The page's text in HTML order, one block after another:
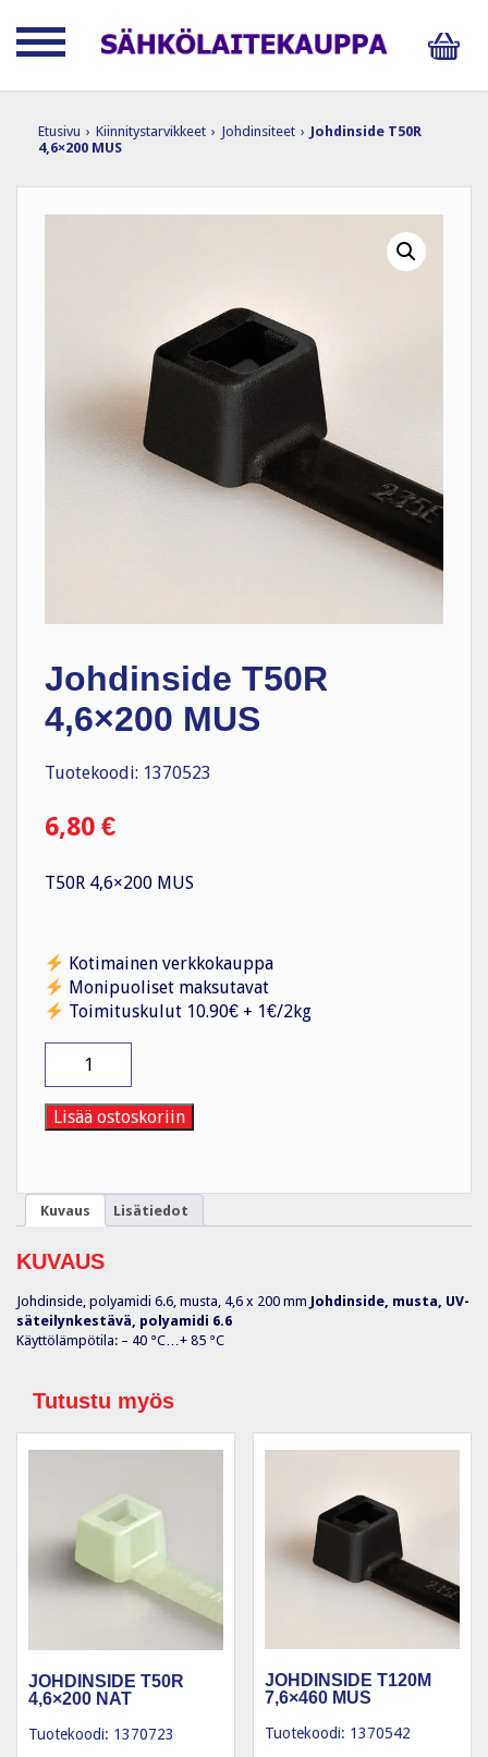
Etusivu › Kiinnitystarvikkeet › Johdinsiteet › Johdinside T50R
4,6×200 MUS
Johdinside T50R
4,6×200 MUS
Tuotekoodi: 1370523
6,80 €
T50R 4,6×200 MUS
Kotimainen verkkokauppa
Monipuoliset maksutavat
Toimituskulut 10.90€ + 1€/2kg
4,6x200
MUS
määrä
Lisää ostoskoriin
Kuvaus Lisätiedot
KUVAUS
Johdinside, polyamidi 6.6, musta, 4,6 x 200 mm Johdinside, musta, UV-
säteilynkestävä, polyamidi 6.6
Käyttölämpötila: – 40 °C…+ 85 °C
Tutustu myös
JOHDINSIDE T50R
4,6×200 NAT
Tuotekoodi: 1370723
JOHDINSIDE T120M
7,6×460 MUS
Tuotekoodi: 1370542